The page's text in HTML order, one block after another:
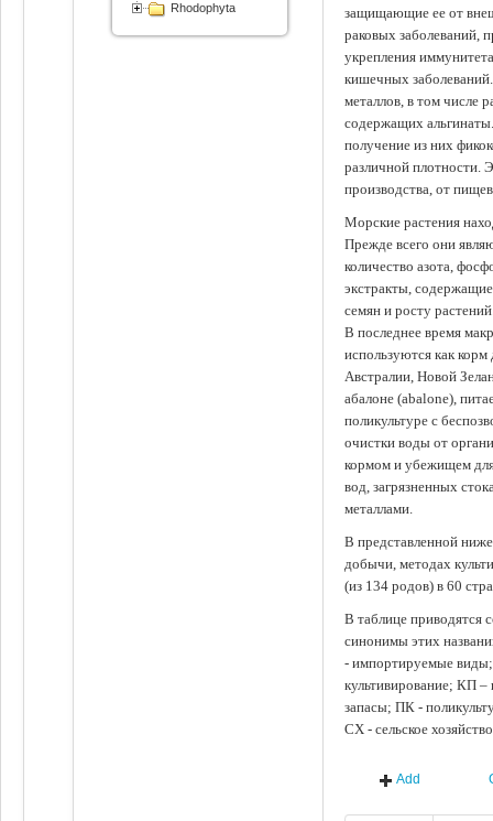
защищающие ее от
раковых заболеваний,
укрепления
кишечных
металлов, в том числе
содержащих
получение из них
различной плотности.
производства, от
Морские растения
Прежде всего они
количество азота,
экстракты,
семян и росту
В последнее время
используются как
Австралии, Новой
абалоне (abalone),
поликультуре с
очистки воды от
кормом и убежищем
вод, загрязненных
металлами.
В представленной
добычи, методах
(из 134 родов) в 60
В таблице приводятся
синонимы этих
- импортируемые
культивирование; КП
запасы; ПК -
СХ - сельское
Add
Rhodophyta